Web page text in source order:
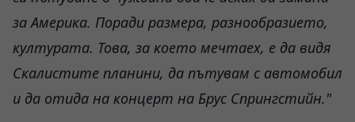
за Америка. Поради размера, разнообразието,
културата. Това, за което мечтаех, е да видя
Скалистите планини, да пътувам с автомобил
и да отида на концерт на Брус Спрингстийн."